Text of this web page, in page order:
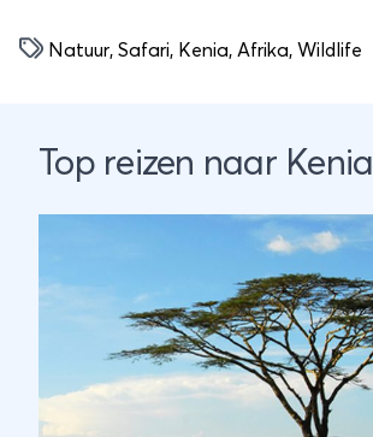
Natuur, Safari, Kenia, Afrika, Wildlife
Top reizen naar Kenia